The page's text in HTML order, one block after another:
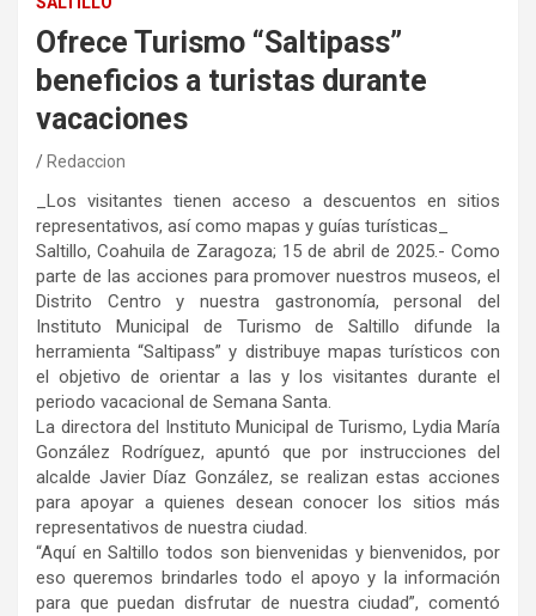
Ofrece Turismo “Saltipass”
beneficios a turistas durante
vacaciones
Redaccion
_Los visitantes tienen acceso a descuentos en sitios
representativos, así como mapas y guías turísticas_
Saltillo, Coahuila de Zaragoza; 15 de abril de 2025.- Como
parte de las acciones para promover nuestros museos, el
Distrito Centro y nuestra gastronomía, personal del
Instituto Municipal de Turismo de Saltillo difunde la
herramienta “Saltipass” y distribuye mapas turísticos con
el objetivo de orientar a las y los visitantes durante el
periodo vacacional de Semana Santa.
La directora del Instituto Municipal de Turismo, Lydia María
González Rodríguez, apuntó que por instrucciones del
alcalde Javier Díaz González, se realizan estas acciones
para apoyar a quienes desean conocer los sitios más
representativos de nuestra ciudad.
“Aquí en Saltillo todos son bienvenidas y bienvenidos, por
eso queremos brindarles todo el apoyo y la información
para que puedan disfrutar de nuestra ciudad”, comentó